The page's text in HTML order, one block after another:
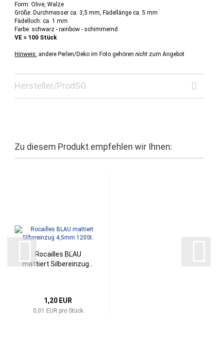
Form: Olive, Walze
Größe: Durchmesser ca. 3,5 mm, Fädellänge ca. 5 mm
Fädelloch: ca. 1 mm
Farbe: schwarz - rainbow - schimmernd
VE = 100 Stück
Hinweis: andere Perlen/Deko im Foto gehören nicht zum Angebot
Hersteller/ProdSG
Zu diesem Produkt empfehlen wir Ihnen:
Rocailles BLAU
mattiert Silbereinzug...
1,20 EUR
0,01 EUR pro Stück